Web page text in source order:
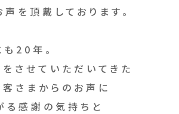
を頂戴しております。
20年。
させていただいてきた
さまからのお声に
感謝の気持ちと